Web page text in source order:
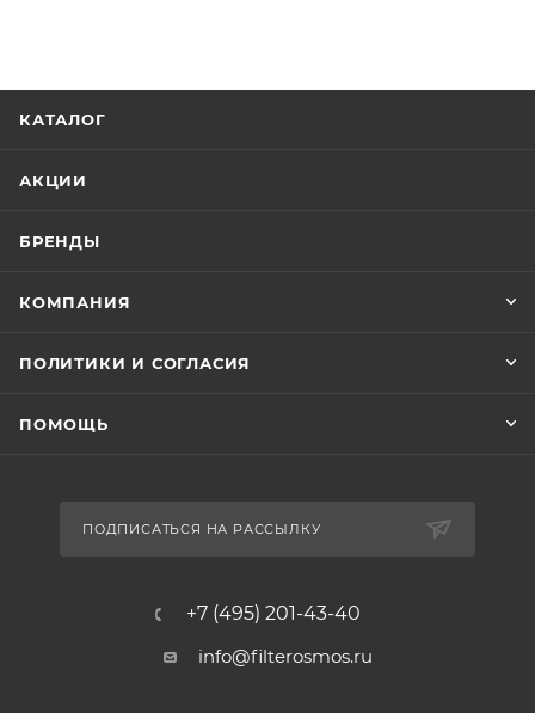
КАТАЛОГ
АКЦИИ
БРЕНДЫ
КОМПАНИЯ
ПОЛИТИКИ И СОГЛАСИЯ
ПОМОЩЬ
ПОДПИСАТЬСЯ НА РАССЫЛКУ
+7 (495) 201-43-40
info@filterosmos.ru